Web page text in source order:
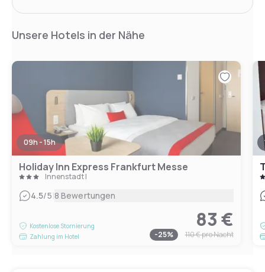
Unsere Hotels in der Nähe
09h - 15h
Holiday Inn Express Frankfurt Messe
Innenstadt I
4.5/5|8 Bewertungen
Kostenlose Stornierung
Zahlung im Hotel
83 €
-25% 110 €pro Nacht